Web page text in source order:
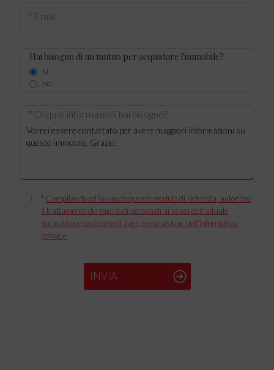
* Email
Hai bisogno di un mutuo per acquistare l'immobile?
si
no
* Di quali informazioni hai bisogno?
* Compilando ed inviando questo modulo di richiesta, autorizzo
il trattamento dei miei dati personali ai sensi dell'attuale
normativa e confermo di aver preso visione dell'informativa
privacy.
INVIA